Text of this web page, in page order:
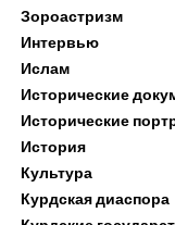
Зороастризм
Интервью
Ислам
Исторические
Исторические
История
Культура
Курдская диаспора